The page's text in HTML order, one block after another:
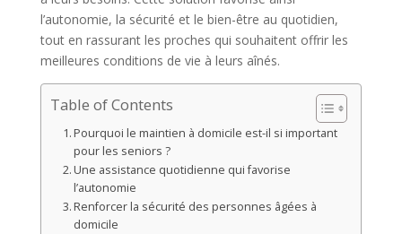
l’autonomie, la sécurité et le bien-être au quotidien,
tout en rassurant les proches qui souhaitent offrir les
meilleures conditions de vie à leurs aînés.
Table of Contents
Pourquoi le maintien à domicile est-il si important
pour les seniors ?
Une assistance quotidienne qui favorise
l’autonomie
Renforcer la sécurité des personnes âgées à
domicile